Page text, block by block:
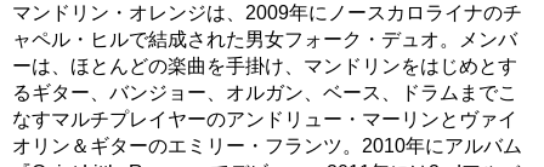
マンドリン・オレンジは、2009年にノースカロライナのチ
ャペル・ヒルで結成された男女フォーク・デュオ。メンバ
ーは、ほとんどの楽曲を手掛け、マンドリンをはじめとす
るギター、バンジョー、オルガン、ベース、ドラムまでこ
なすマルチプレイヤーのアンドリュー・マーリンとヴァイ
オリン＆ギターのエミリー・フランツ。2010年にアルバム